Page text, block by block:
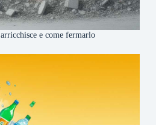
e come fermarlo